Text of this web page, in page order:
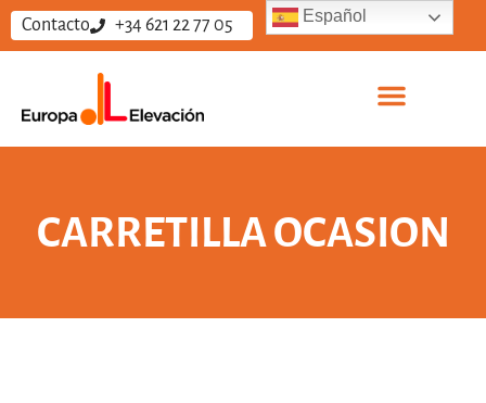
Contacto +34 621 22 77 05
CARRETILLA OCASION
Español